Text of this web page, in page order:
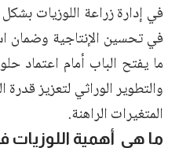
في إدارة زراعة اللوزيات
في تحسين الإنتاجية وضمان
ما يفتح الباب أمام اعتماد
والتطوير الوراثي لتعزيز
المتغيرات الراهنة.
ما هي أهمية اللوزيات